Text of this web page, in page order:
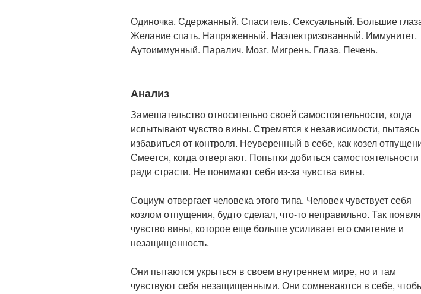
Одиночка. Сдержанный. Спаситель. Сексуальный. Большие
Желание спать. Напряженный. Наэлектризованный. Иммунитет.
Аутоиммунный. Паралич. Мозг. Мигрень. Глаза. Печень.
Анализ
Замешательство относительно своей самостоятельности, когда
испытывают чувство вины. Стремятся к независимости, пытаясь
избавиться от контроля. Неуверенный в себе, как козел
Смеется, когда отвергают. Попытки добиться самостоятельности
ради страсти. Не понимают себя из-за чувства вины.
Социум отвергает человека этого типа. Человек чувствует себя
козлом отпущения, будто сделал, что-то неправильно. Так
чувство вины, которое еще больше усиливает его смятение и
незащищенность.
Они пытаются укрыться в своем внутреннем мире, но и там
чувствуют себя незащищенными. Они сомневаются в себе,